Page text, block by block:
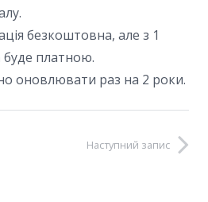
безкоштовна, але з 1
буде платною.
оновлювати раз на 2 роки.
Наступний запис